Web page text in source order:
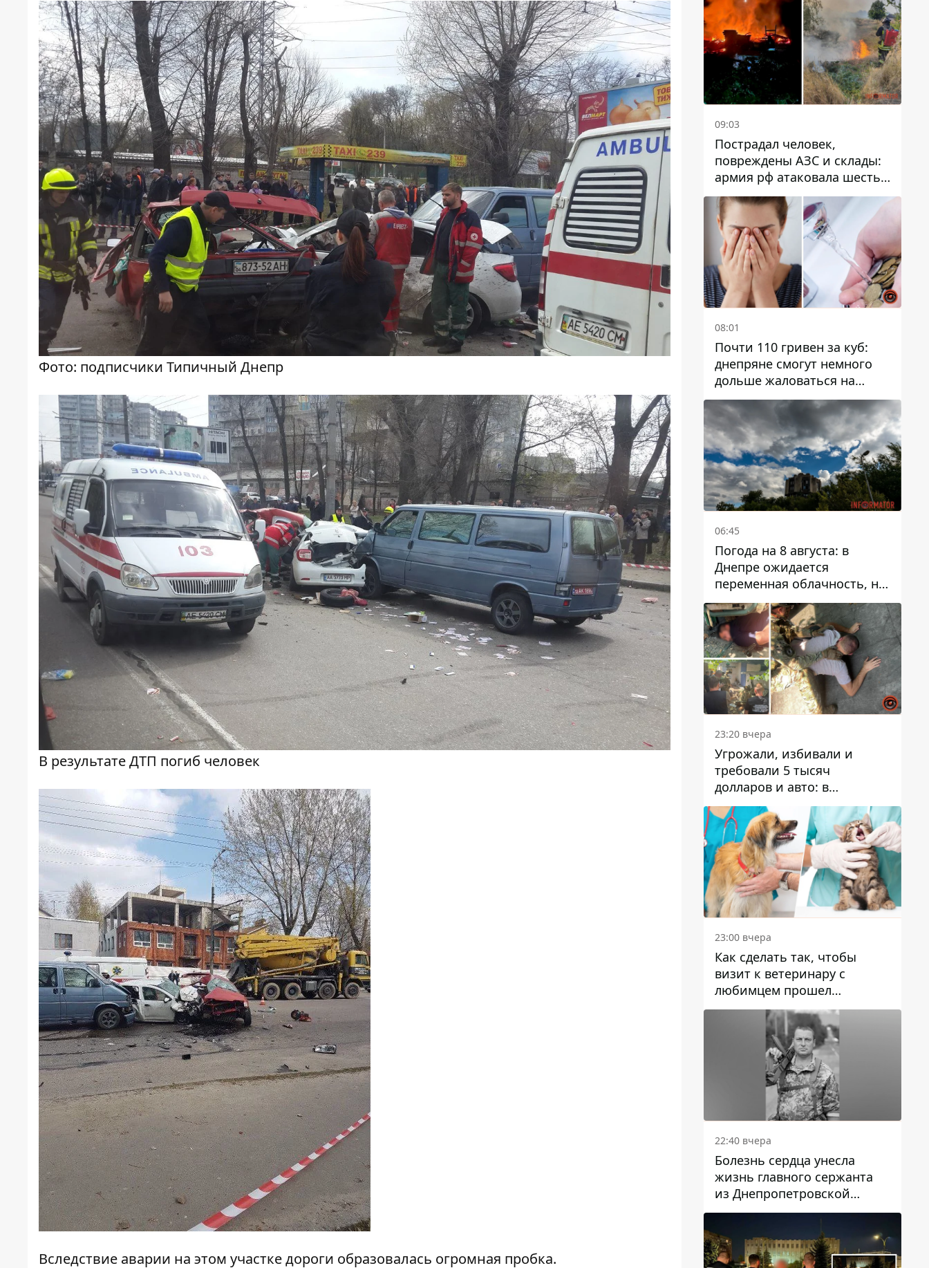
Фото: подписчики Типичный Днепр
В результате ДТП погиб человек
Вследствие аварии на этом участке дороги образовалась огромная пробка.
09:03
Пострадал человек,
повреждены АЗС и склады:
армия рф атаковала шесть
районов Днепропетровской
области
08:01
Почти 110 гривен за куб:
днепряне смогут немного
дольше жаловаться на
запланированные тарифы
на воду на 2027 год
06:45
Погода на 8 августа: в
Днепре ожидается
переменная облачность, но
может пойти дождь
23:20 вчера
Угрожали, избивали и
требовали 5 тысяч
долларов и авто: в
Павлограде задержали двух
мужчин
23:00 вчера
Как сделать так, чтобы
визит к ветеринару с
любимцем прошел
спокойно: простые советы
22:40 вчера
Болезнь сердца унесла
жизнь главного сержанта
из Днепропетровской
области Юрия Свистуна